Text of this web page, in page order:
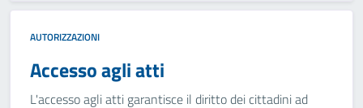
AUTORIZZAZIONI
Accesso agli atti
L'accesso agli atti garantisce il diritto dei cittadini ad